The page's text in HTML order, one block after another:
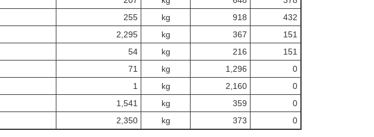
255 kg 918
432
2,295 kg 367
151
54 kg 216
151
71 kg 1,296
0
1 kg 2,160
0
1,541 kg 359
0
2,350 kg 373 0